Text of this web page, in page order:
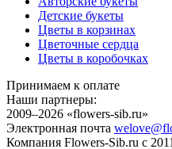
Детские букеты
Цветы в корзинах
Цветочные сердца
Цветы в коробочках
Принимаем к оплате
Наши партнеры:
2009–2026 «flowers-sib.ru»
Электронная почта
Компания Flowers-Sib.ru с